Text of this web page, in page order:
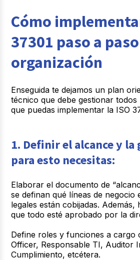
Cómo
37301 paso a
organización
Enseguida te dejamos un plan
técnico que debe gestionar todos
que puedas implementar la ISO
1. Definir el alcance y la
para esto necesitas:
Elaborar el documento de
se definan qué líneas de negocio
legales están cobijadas.
que todo esté aprobado por la
Define roles y funciones a cargo
Officer, Responsable TI, Auditor
Cumplimiento, etcétera.